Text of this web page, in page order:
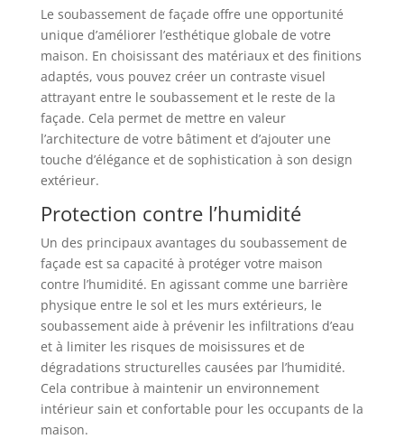
Le soubassement de façade offre une opportunité
unique d’améliorer l’esthétique globale de votre
maison. En choisissant des matériaux et des finitions
adaptés, vous pouvez créer un contraste visuel
attrayant entre le soubassement et le reste de la
façade. Cela permet de mettre en valeur
l’architecture de votre bâtiment et d’ajouter une
touche d’élégance et de sophistication à son design
extérieur.
Protection contre l’humidité
Un des principaux avantages du soubassement de
façade est sa capacité à protéger votre maison
contre l’humidité. En agissant comme une barrière
physique entre le sol et les murs extérieurs, le
soubassement aide à prévenir les infiltrations d’eau
et à limiter les risques de moisissures et de
dégradations structurelles causées par l’humidité.
Cela contribue à maintenir un environnement
intérieur sain et confortable pour les occupants de la
maison.